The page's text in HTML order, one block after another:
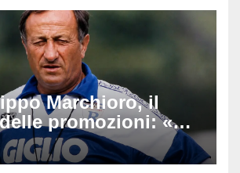
Marchioro, il
promozioni: «Ha
indimenticabili
calcio»